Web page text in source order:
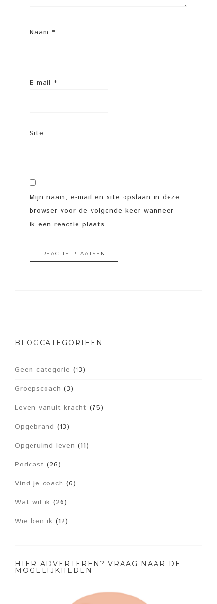
Naam *
E-mail *
Site
Mijn naam, e-mail en site opslaan in deze
browser voor de volgende keer wanneer
ik een reactie plaats.
BLOGCATEGORIEËN
Geen categorie (13)
Groepscoach (3)
Leven vanuit kracht (75)
Opgebrand (13)
Opgeruimd leven (11)
Podcast (26)
Vind je coach (6)
Wat wil ik (26)
Wie ben ik (12)
HIER ADVERTEREN? VRAAG NAAR DE
MOGELIJKHEDEN!